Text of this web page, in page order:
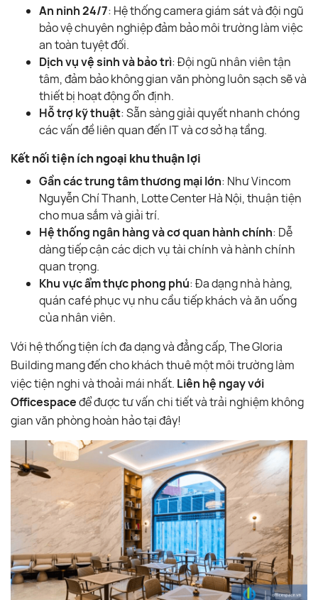
An ninh 24/7: Hệ thống camera giám sát và đội ngũ
bảo vệ chuyên nghiệp đảm bảo môi trường làm việc
an toàn tuyệt đối.
Dịch vụ vệ sinh và bảo trì: Đội ngũ nhân viên tận
tâm, đảm bảo không gian văn phòng luôn sạch sẽ và
thiết bị hoạt động ổn định.
Hỗ trợ kỹ thuật: Sẵn sàng giải quyết nhanh chóng
các vấn đề liên quan đến IT và cơ sở hạ tầng.
Kết nối tiện ích ngoại khu thuận lợi
Gần các trung tâm thương mại lớn: Như Vincom
Nguyễn Chí Thanh, Lotte Center Hà Nội, thuận tiện
cho mua sắm và giải trí.
Hệ thống ngân hàng và cơ quan hành chính: Dễ
dàng tiếp cận các dịch vụ tài chính và hành chính
quan trọng.
Khu vực ẩm thực phong phú: Đa dạng nhà hàng,
quán café phục vụ nhu cầu tiếp khách và ăn uống
của nhân viên.
Với hệ thống tiện ích đa dạng và đẳng cấp, The Gloria
Building mang đến cho khách thuê một môi trường làm
việc tiện nghi và thoải mái nhất. Liên hệ ngay với
Officespaceđể được tư vấn chi tiết và trải nghiệm không
gian văn phòng hoàn hảo tại đây!